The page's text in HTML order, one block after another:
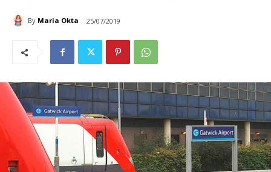
By Maria Okta 25/07/2019